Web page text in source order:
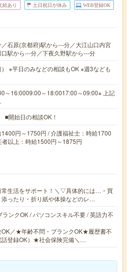
給あり 土日祝日が休み WEB登録OK
石原(京都府)駅から---分／大江山口内宮
駅から---分／下夜久野駅から---分
※平日のみなどの相談もOK ※週3なども
～16:0009:00～18:0017:00～09:00※ 上記
開始日の相談OK！
円～1750円 / 介護福祉士：時給1700
者以上：時給1500円～1875円
常生活をサポート！＼▽具体的には…・買
添ったり・折り紙や体操などのレ…
ランクOK / パソコンスキル不要 / 英語力不
OK／★年齢不問・ブランクOK★履歴書不
話登録OK）★社会保険完備＼…